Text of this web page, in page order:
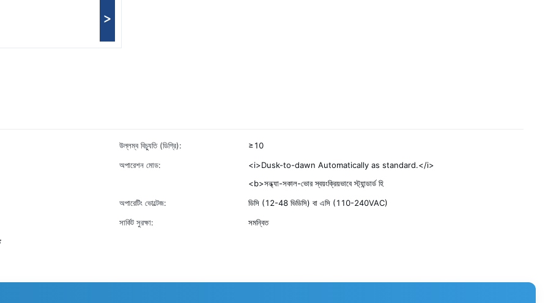
>
উল্লম্ব বিচ্যুতি (ডিগ্রি):
≥10
অপারেশন মোড:
<i>Dusk-to-dawn Automatically as standard.</i>
<b>সন্ধ্যা-সকাল-ভোর স্বয়ংক্রিয়ভাবে স্ট্যান্ডার্ড হি
অপারেটিং ভোল্টেজ:
ডিসি (12-48 ভিডিসি) বা এসি (110-240VAC)
সার্কিট সুরক্ষা:
সমন্বিত